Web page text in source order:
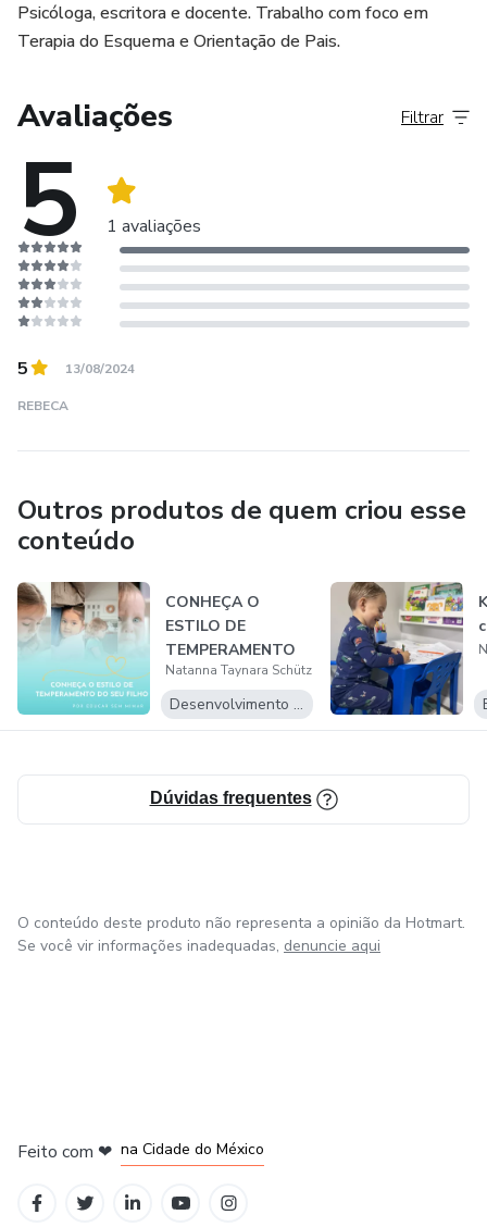
Aproveite o preço do primeiro lote e garanta já sua vaga.
Psicóloga, escritora e docente. Trabalho com foco em
Terapia do Esquema e Orientação de Pais.
Avaliações
5 1 avaliações
Filtrar
5 13/08/2024
REBECA
Outros produtos de quem criou esse
conteúdo
CONHEÇA O
ESTILO DE
TEMPERAMENTO
DO SEU FILHO
Natanna Taynara Schütz
Desenvolvimento Pessoal
Dúvidas frequentes
O conteúdo deste produto não representa a opinião da Hotmart.
Se você vir informações inadequadas, denuncie aqui
Feito com ❤ na Cidade do México